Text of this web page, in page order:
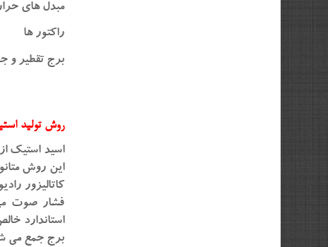
مبدل های
راکتور ها
برج تقطیر و
روش تولید
اسید استیک
این روش
کاتالیزور
فشار صوت
استاندارد
برج جمع می